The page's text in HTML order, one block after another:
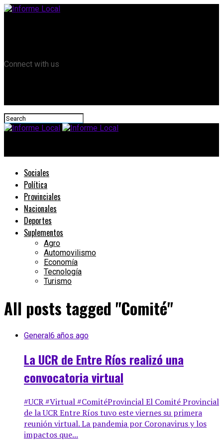
Connect with us
Sociales
Política
Provinciales
Nacionales
Deportes
Suplementos
Agro
Automovilismo
Economía
Tecnología
Turismo
All posts tagged "Comité"
General6 años ago
La UCR de Entre Ríos realizó una
convocatoria virtual
#UCR #Virtual #ComitéProvincial El Comité Provincial
de la UCR Entre Ríos tuvo este viernes su primera
reunión virtual. La pandemia por Coronavirus y los
impactos que...